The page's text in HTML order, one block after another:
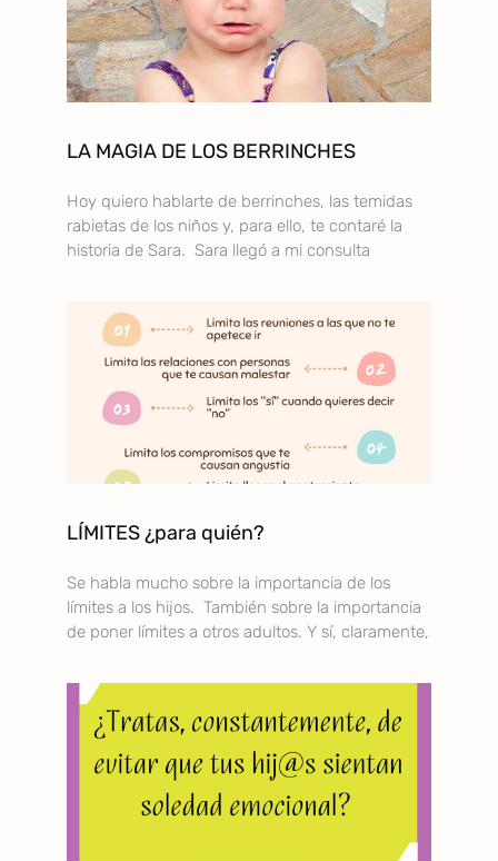
LA MAGIA DE LOS BERRINCHES
Hoy quiero hablarte de berrinches, las temidas
rabietas de los niños y, para ello, te contaré la
historia de Sara. Sara llegó a mi consulta
LÍMITES ¿para quién?
Se habla mucho sobre la importancia de los
límites a los hijos. También sobre la importancia
de poner límites a otros adultos. Y sí, claramente,